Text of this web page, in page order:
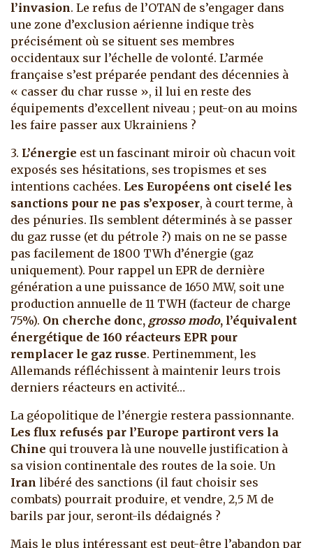
l’invasion. Le refus de l’OTAN de s’engager dans
une zone d’exclusion aérienne indique très
précisément où se situent ses membres
occidentaux sur l’échelle de volonté. L’armée
française s’est préparée pendant des décennies à
« casser du char russe », il lui en reste des
équipements d’excellent niveau ; peut-on au moins
les faire passer aux Ukrainiens ?
3. L’énergie est un fascinant miroir où chacun voit
exposés ses hésitations, ses tropismes et ses
intentions cachées. Les Européens ont ciselé les
sanctions pour ne pas s’exposer, à court terme, à
des pénuries. Ils semblent déterminés à se passer
du gaz russe (et du pétrole ?) mais on ne se passe
pas facilement de 1800 TWh d’énergie (gaz
uniquement). Pour rappel un EPR de dernière
génération a une puissance de 1650 MW, soit une
production annuelle de 11 TWH (facteur de charge
75%). On cherche donc, grosso modo, l’équivalent
énergétique de 160 réacteurs EPR pour
remplacer le gaz russe. Pertinemment, les
Allemands réfléchissent à maintenir leurs trois
derniers réacteurs en activité…
La géopolitique de l’énergie restera passionnante.
Les flux refusés par l’Europe partiront vers la
Chine qui trouvera là une nouvelle justification à
sa vision continentale des routes de la soie. Un
Iran libéré des sanctions (il faut choisir ses
combats) pourrait produire, et vendre, 2,5 M de
barils par jour, seront-ils dédaignés ?
Mais le plus intéressant est peut-être l’abandon par